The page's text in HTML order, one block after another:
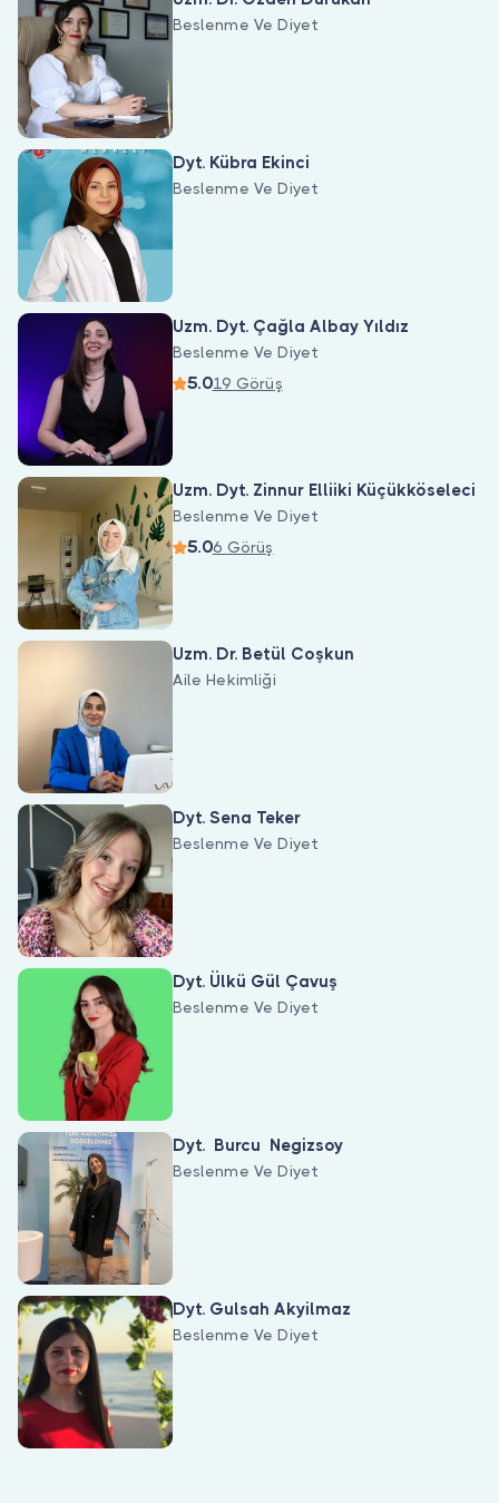
Beslenme Ve Diyet
Dyt. Kübra Ekinci
Beslenme Ve Diyet
Uzm. Dyt. Çağla Albay Yıldız
Beslenme Ve Diyet
5.019 Görüş
Uzm. Dyt. Zinnur Elliiki Küçükköseleci
Beslenme Ve Diyet
5.06 Görüş
Uzm. Dr. Betül Coşkun
Aile Hekimliği
Dyt. Sena Teker
Beslenme Ve Diyet
Dyt. Ülkü Gül Çavuş
Beslenme Ve Diyet
Dyt. Burcu Negizsoy
Beslenme Ve Diyet
Dyt. Gulsah Akyilmaz
Beslenme Ve Diyet